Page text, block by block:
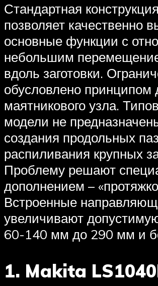
Стандартная конструкция
позволяет качественно
основные функции с
небольшим
вдоль заготовки.
обусловлено принципом
маятникового узла.
модели не
создания продольных
распиливания крупных
Проблему решают
дополнением –
Встроенные
увеличивают
60-140 мм до 290 мм и
1. Makita